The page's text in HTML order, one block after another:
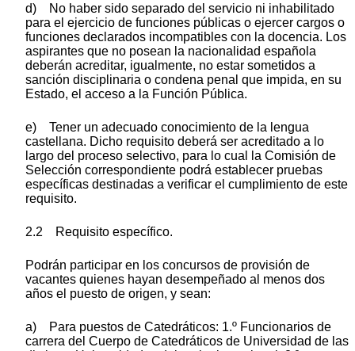
d) No haber sido separado del servicio ni inhabilitado
para el ejercicio de funciones públicas o ejercer cargos o
funciones declarados incompatibles con la docencia. Los
aspirantes que no posean la nacionalidad española
deberán acreditar, igualmente, no estar sometidos a
sanción disciplinaria o condena penal que impida, en su
Estado, el acceso a la Función Pública.
e) Tener un adecuado conocimiento de la lengua
castellana. Dicho requisito deberá ser acreditado a lo
largo del proceso selectivo, para lo cual la Comisión de
Selección correspondiente podrá establecer pruebas
específicas destinadas a verificar el cumplimiento de este
requisito.
2.2 Requisito específico.
Podrán participar en los concursos de provisión de
vacantes quienes hayan desempeñado al menos dos
años el puesto de origen, y sean:
a) Para puestos de Catedráticos: 1.º Funcionarios de
carrera del Cuerpo de Catedráticos de Universidad de las